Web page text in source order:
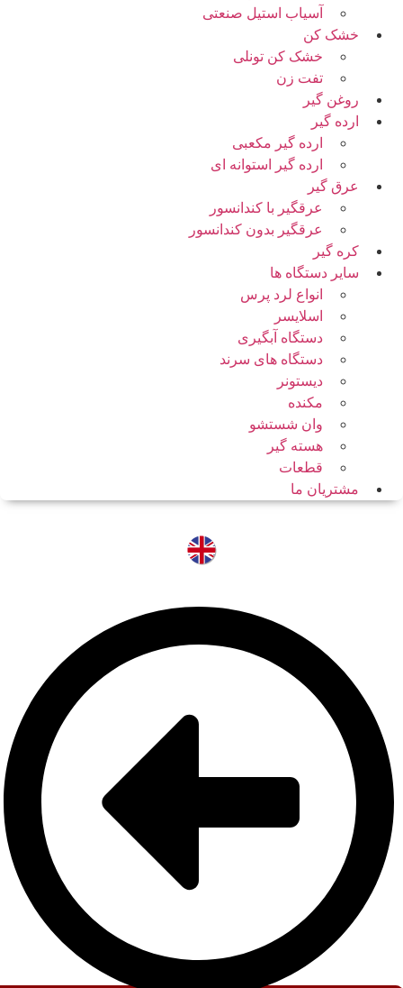
آسیاب استیل صنعتی
خشک کن
خشک کن تونلی
تفت زن
روغن گیر
ارده گیر
ارده گیر مکعبی
ارده گیر استوانه ای
عرق گیر
عرقگیر با کندانسور
عرقگیر بدون کندانسور
کره گیر
سایر دستگاه ها
انواع لرد پرس
اسلایسر
دستگاه آبگیری
دستگاه های سرند
دیستونر
مکنده
وان شستشو
هسته گیر
قطعات
مشتریان ما